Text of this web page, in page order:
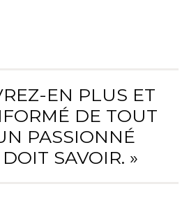
EN PLUS ET
DE TOUT
PASSIONNÉ
SAVOIR. »